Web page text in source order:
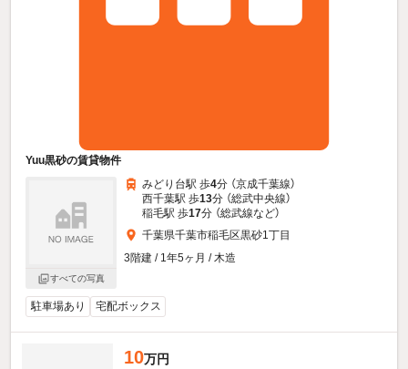
Yuu黒砂の賃貸物件
すべての写真
みどり台駅 歩4分 （京成千葉線）
西千葉駅 歩13分 （総武中央線）
稲毛駅 歩17分 （総武線など）
千葉県千葉市稲毛区黒砂1丁目
3階建 / 1年5ヶ月 / 木造
駐車場あり 宅配ボックス
10万円